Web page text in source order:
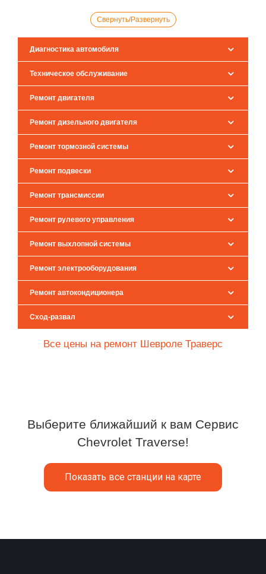
Свернуть/Развернуть
Диагностика автомобиля
Техническое обслуживание
Ремонт двигателя
Ремонт дизельного двигателя
Ремонт тормозной системы
Ремонт подвески
Ремонт трансмиссии
Ремонт рулевого управления
Ремонт выхлопной системы
Ремонт электрооборудования
Ремонт автокондиционера
Сход-развал
Все цены на ремонт Шевроле Траверс
Выберите ближайший к вам Сервис
Chevrolet Traverse!
Показать все станции на карте